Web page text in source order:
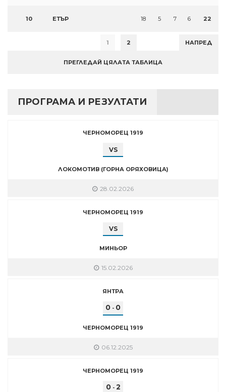
10 ЕТЪР 18 5 7 6 22
1 2 НАПРЕД
ПРЕГЛЕДАЙ ЦЯЛАТА ТАБЛИЦА
ПРОГРАМА И РЕЗУЛТАТИ
ЧЕРНОМОРЕЦ 1919
VS
ЛОКОМОТИВ (ГОРНА ОРЯХОВИЦА)
28.02.2026
ЧЕРНОМОРЕЦ 1919
VS
МИНЬОР
15.02.2026
ЯНТРА
0 - 0
ЧЕРНОМОРЕЦ 1919
06.12.2025
ЧЕРНОМОРЕЦ 1919
0- 2